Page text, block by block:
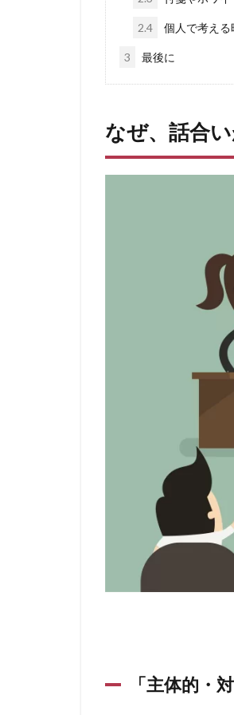
2.4 個人で考え
3 最後に
なぜ、話合
「主体的・